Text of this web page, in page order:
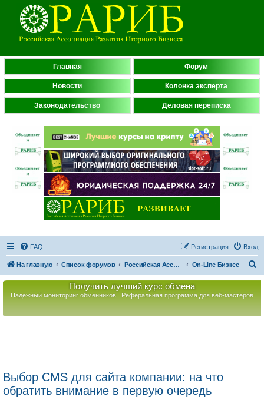
Главная Форум
Новости Колонка эксперта
Законодательство Деловая переписка
FAQ Вход
Регистрация
На главную Список форумов Российская Ассоциация Развития Игорного Бизнеса On-Line Бизнес
Получить лучший курс обмена
Надежный мониторинг обменников Реферальная программа для веб-мастеров
Выбор CMS для сайта компании: на что
обратить внимание в первую очередь